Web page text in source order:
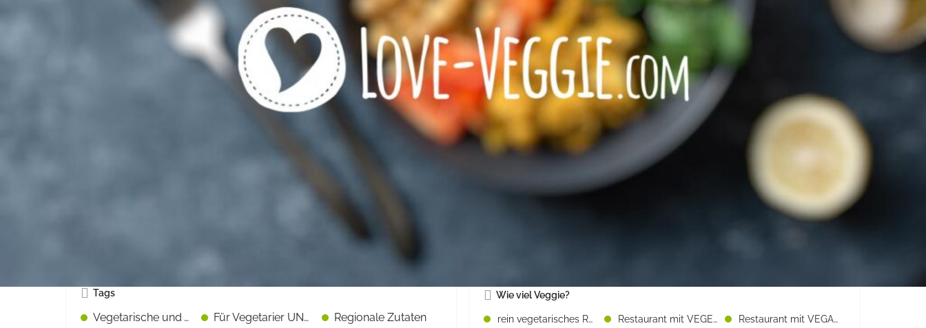
Reviews
Get directions Call now Website Bookmark Share Leave a review
Unser Team im Restaurant Ronja bietet vegetarische, vegane und zum Teil
Linsensuppe und verschiedenen Salaten, bis zu eigenen Kreationen wie
breite Vielfalt der vegetarischen und veganen Küche an. Entdecken Sie unser
Tags
Vegetarische und Vegane Gerichte gekennzeichnet Für Vegetarier UND Fleisch-/Fischesser geeignet
Regionale Zutaten
Jetzt geschlossen Öffnungszeiten heute:
Art der Küche
orientalisch
Wie viel Veggie?
rein vegetarisches Restaurant Restaurant mit VEGETARISCHEN Speisen Restaurant mit VEGANEN Speisen